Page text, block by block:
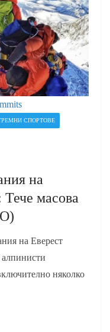
СПОРТОВЕ
на
Тече масова
на Еверест
алпинисти
няколко